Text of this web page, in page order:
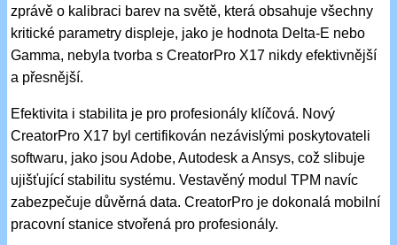
zprávě o kalibraci barev na světě, která obsahuje všechny
kritické parametry displeje, jako je hodnota Delta-E nebo
Gamma, nebyla tvorba s CreatorPro X17 nikdy efektivnější
a přesnější.
Efektivita i stabilita je pro profesionály klíčová. Nový
CreatorPro X17 byl certifikován nezávislými poskytovateli
softwaru, jako jsou Adobe, Autodesk a Ansys, což slibuje
ujišťující stabilitu systému. Vestavěný modul TPM navíc
zabezpečuje důvěrná data. CreatorPro je dokonalá mobilní
pracovní stanice stvořená pro profesionály.